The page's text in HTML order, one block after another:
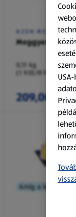
AZON MELEGÉBEN
Meggyes
0,11 kg
(1 935,19 Ft/1 kg)
209,00 Ft
Amíg a készlet tart